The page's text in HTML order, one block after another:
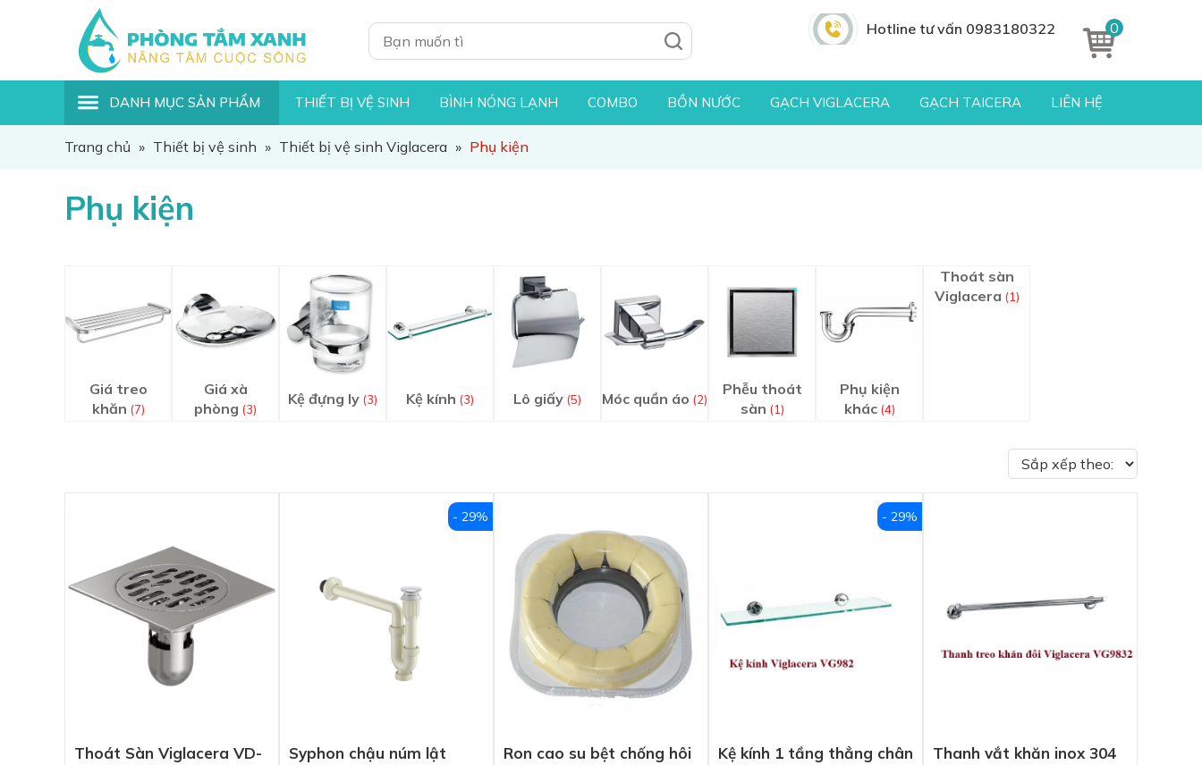
0
Hotline tư vấn 0983180322
DANH MỤC SẢN PHẨM THIẾT BỊ VỆ SINH BÌNH NÓNG LẠNH COMBO BỒN NƯỚC GẠCH VIGLACERA GẠCH TAICERA LIÊN HỆ
Trang chủ » Thiết bị vệ sinh » Thiết bị vệ sinh Viglacera » Phụ kiện
Phụ kiện
Giá treo
khăn (7)
Giá xà
phòng (3)
Kệ đựng ly (3) Kệ kính (3) Lô giấy (5) Móc quần áo (2)
Phễu thoát
sàn (1)
Phụ kiện
khác (4)
Thoát sàn
Viglacera (1)
Thoát Sàn Viglacera VD-
Syphon chậu núm lật
- 29%
Ron cao su bệt chống hôi
Kệ kính 1 tầng thẳng chân
- 29%
Thanh vắt khăn inox 304